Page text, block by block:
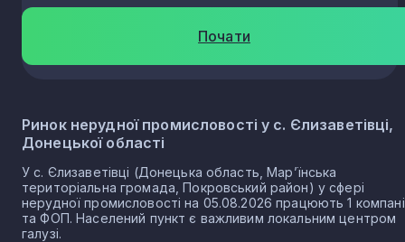
Почати
Ринок нерудної промисловості у с. Єлизаветівці,
Донецької області
У с. Єлизаветівці (Донецька область, Мар’їнська
територіальна громада, Покровський район) у сфері
нерудної промисловості на 05.08.2026 працюють 1
та ФОП. Населений пункт є важливим локальним центром
галузі.